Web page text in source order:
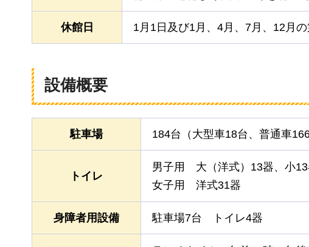
休館日 1月1日及び1月、4月、7月、12月の
設備概要
駐車場 184台（大型車18台、普通車166
トイレ
男子用 大 （洋式）13器、小
女子用
洋式31器
身障者用設備 駐車場7台 トイレ4器